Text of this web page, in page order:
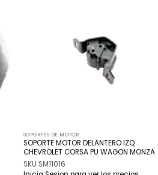
SOPORTES DE MOTOR
SOPORTE MOTOR DELANTERO IZQ
CHEVROLET CORSA PU WAGON MONZA
SKU SM11016